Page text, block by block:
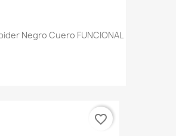
Negro Cuero FUNCIONAL
favorite_border